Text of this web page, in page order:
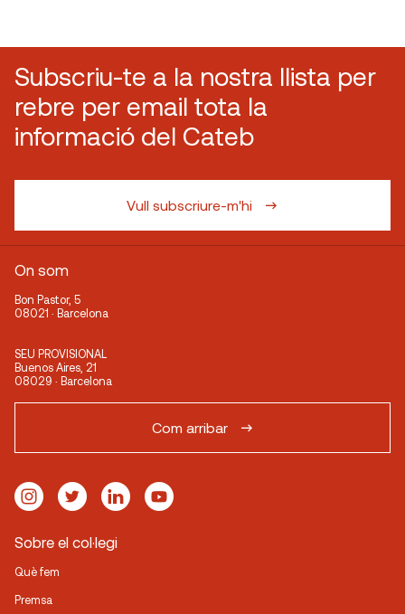
Subscriu-te a la nostra llista per
rebre per email tota la
informació del Cateb
Vull subscriure-m'hi
On som
Bon Pastor, 5
08021 · Barcelona
SEU PROVISIONAL
Buenos Aires, 21
08029 · Barcelona
Com arribar
Sobre el col·legi
Què fem
Premsa